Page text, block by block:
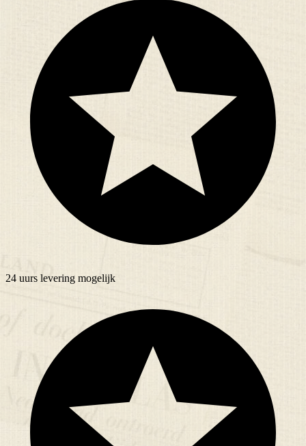
24 uurs levering mogelijk